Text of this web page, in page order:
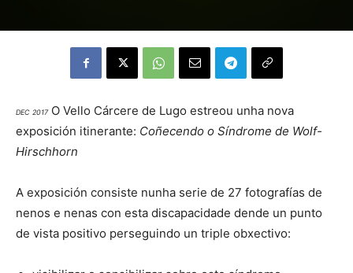
DEC 2017O Vello Cárcere de Lugo estreou unha nova
exposición itinerante: Coñecendo o Síndrome de Wolf-
Hirschhorn
A exposición consiste nunha serie de 27 fotografías de
nenos e nenas con esta discapacidade dende un punto
de vista positivo perseguindo un triple obxectivo: